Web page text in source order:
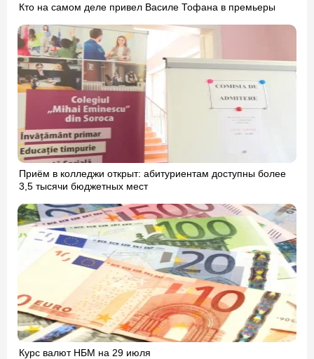
Кто на самом деле привел Василе Тофана в премьеры
Приём в колледжи открыт: абитуриентам доступны более
3,5 тысячи бюджетных мест
Курс валют НБМ на 29 июля